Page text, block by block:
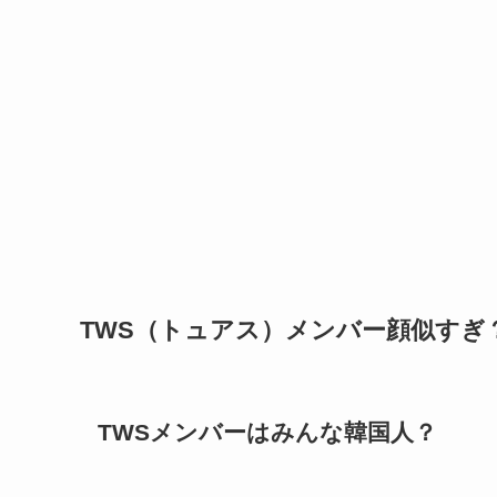
TWS（トュアス）メンバー顔似すぎ
TWSメンバーはみんな韓国人？